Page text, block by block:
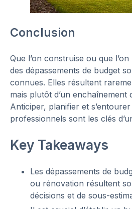
Conclusion
Que l’on construise ou que
des dépassements de budget
connues. Elles résultent
mais plutôt d’un enchaînement
Anticiper, planifier et
professionnels sont les clés
Key Takeaways
Les dépassements de
ou rénovation résultent
décisions et de sous-